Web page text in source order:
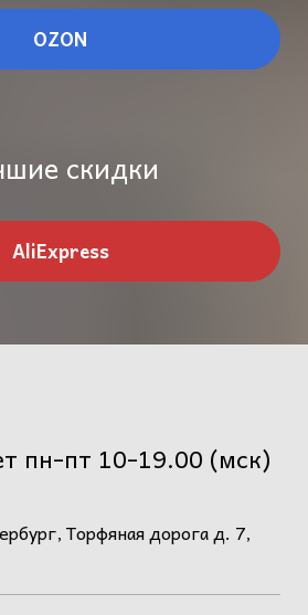
OZON
скидки
AliExpress
пн-пт 10-19.00 (мск)
Торфяная дорога д. 7,